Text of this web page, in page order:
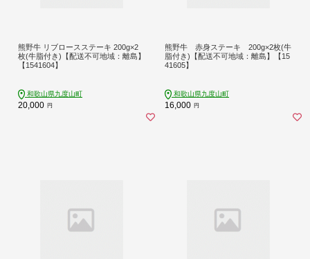
熊野牛 リブロースステーキ 200g×2
枚(牛脂付き)【配送不可地域：離島】
【1541604】
和歌山県九度山町
20,000 円
熊野牛 赤身ステーキ 200g×2枚(牛
脂付き)【配送不可地域：離島】【15
41605】
和歌山県九度山町
16,000 円